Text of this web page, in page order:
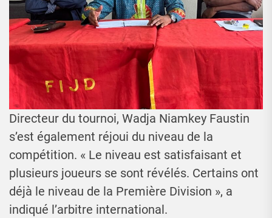
Directeur du tournoi, Wadja Niamkey Faustin
s’est également réjoui du niveau de la
compétition. « Le niveau est satisfaisant et
plusieurs joueurs se sont révélés. Certains ont
déjà le niveau de la Première Division », a
indiqué l’arbitre international.